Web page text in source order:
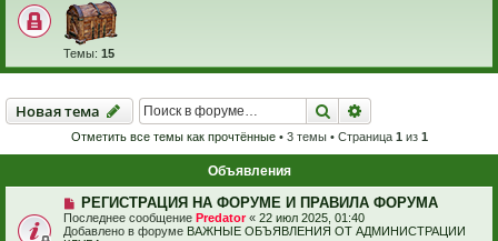
Темы: 15
Новая тема
Новаятема Поиск
Отметить все темы как прочтённые• 3 темы • Страница 1 из 1
Объявления
РЕГИСТРАЦИЯ НА ФОРУМЕ И ПРАВИЛА ФОРУМА
Последнее сообщение Predator« 22 июл 2025, 01:40
Добавлено в форуме ВАЖНЫЕ ОБЪЯВЛЕНИЯ ОТ АДМИНИСТРАЦИИ